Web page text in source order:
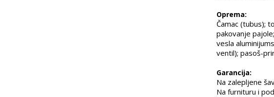
Oprema:
Čamac (tubus);
pakovanje
vesla
ventil); pasoš-
Garancija:
Na zalepljene
Na furnituru i